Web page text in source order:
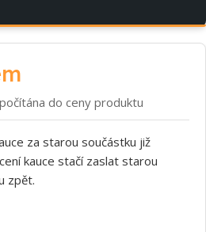
do ceny produktu
za starou součástku již
kauce stačí zaslat starou
zpět.